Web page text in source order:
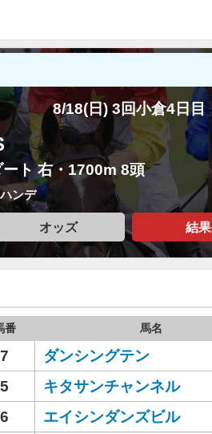
8/18(日) 3回小倉4日目
ート 右・1700m 8頭
ンデ
オッズ 結果
番 馬名
7 ダンシングテン
5 キタサンチャンネル
6 エイシンダンズビル